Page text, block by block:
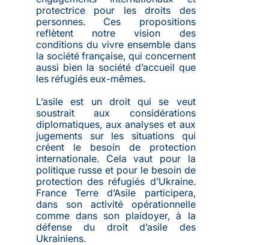
protectrice pour les droits des
personnes. Ces propositions
reflètent notre vision des
conditions du vivre ensemble dans
la société française, qui concernent
aussi bien la société d’accueil que
les réfugiés eux-mêmes.
L’asile est un droit qui se veut
soustrait aux considérations
diplomatiques, aux analyses et aux
jugements sur les situations qui
créent le besoin de protection
internationale. Cela vaut pour la
politique russe et pour le besoin de
protection des réfugiés d’Ukraine.
France Terre d’Asile participera,
dans son activité opérationnelle
comme dans son plaidoyer, à la
défense du droit d’asile des
Ukrainiens.